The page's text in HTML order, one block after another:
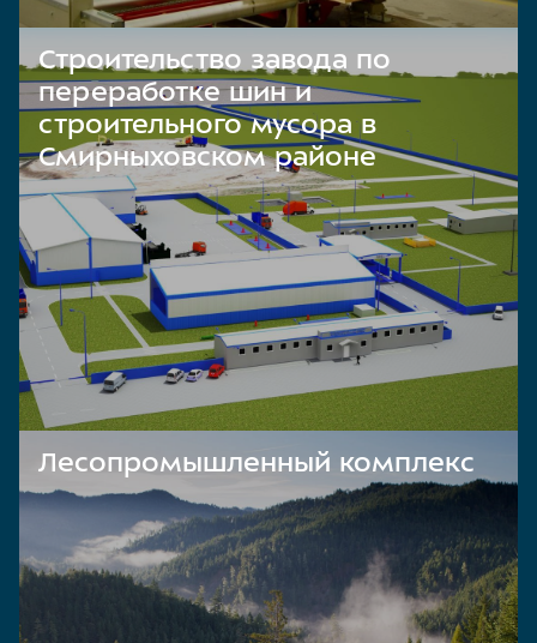
Строительство завода по
переработке шин и
строительного мусора в
Смирныховском районе
Лесопромышленный комплекс